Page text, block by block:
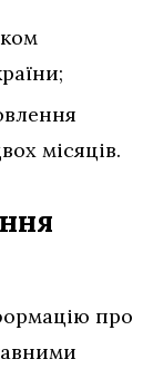
місяців.
про